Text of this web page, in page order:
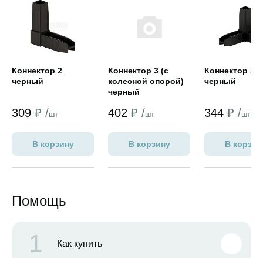
Коннектор 2
черный
309 ₽ /шт
В корзину
Коннектор 3 (с
колесной опорой)
черный
402 ₽ /шт
В корзину
Коннектор 3
черный
344 ₽ /шт
В
Помощь
1 Как купить